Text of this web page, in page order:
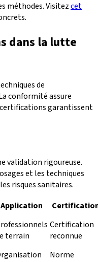
méthodes. Visitezcet
dans la lutte
de
conformité assure
garantissent
validation rigoureuse.
et les techniques
risques sanitaires.
Application
terrain
Certification
reconnue
Norme